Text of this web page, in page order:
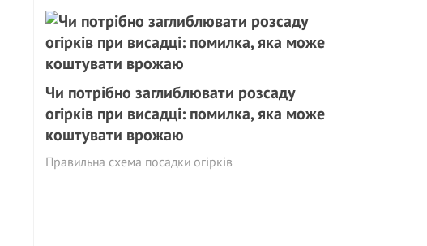
Чи потрібно заглиблювати розсаду
огірків при висадці: помилка, яка може
коштувати врожаю
Правильна схема посадки огірків